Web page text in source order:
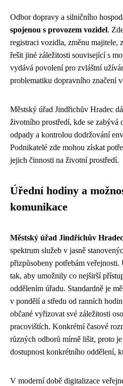
Odbor dopravy a silničního
spojenou s provozem vozidel.
registraci vozidla, změnu majitele,
řešit jiné záležitosti související s
vydává povolení pro zvláštní
problematiku dopravního značení
Městský úřad Jindřichův Hradec
životního prostředí, kde se zabývá
odpady a kontrolou dodržování
Podnikatelé zde mohou získat
jejich činnosti na životní prostředí.
Úřední hodiny a
komunikace
Městský úřad Jindřichův Hradec
spektrum služeb v jasně
přizpůsobeny potřebám
tak, aby umožnily co nejširší
oddělením úřadu. Standardně je
v pondělí a středu od ranních
občané vyřizovat své záležitosti
pracovištích. Konkrétní časové
různých odborů mírně lišit, proto
dostupnost konkrétního oddělení,
V moderní době digitalizace